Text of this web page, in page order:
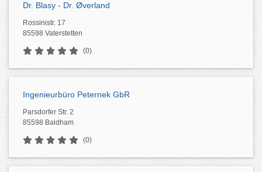
Dr. Blasy - Dr. Øverland
Rossinistr. 17
85598 Vaterstetten
(0)
Ingenieurbüro Peternek GbR
Parsdorfer Str. 2
85598 Baldham
(0)